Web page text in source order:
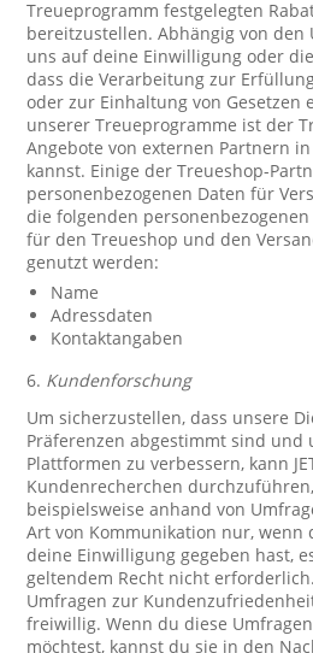
Treueprogramm festgelegten
bereitzustellen. Abhängig von
uns auf deine Einwilligung oder
dass die Verarbeitung zur
oder zur Einhaltung von Gesetzen
unserer Treueprogramme ist der
Angebote von externen Partnern
kannst. Einige der Treueshop-
personenbezogenen Daten für
die folgenden
für den Treueshop und den
genutzt werden:
Name
Adressdaten
Kontaktangaben
6. Kundenforschung
Um sicherzustellen, dass unsere
Präferenzen abgestimmt sind und
Plattformen zu verbessern, kann
Kundenrecherchen
beispielsweise anhand von
Art von Kommunikation nur, wenn
deine Einwilligung gegeben hast,
geltendem Recht nicht
Umfragen zur
freiwillig. Wenn du diese
möchtest, kannst du sie in den